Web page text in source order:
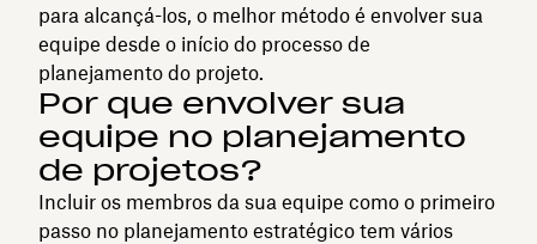
para alcançá-los, o melhor método é envolver sua
equipe desde o início do processo de
planejamento do projeto.
Por que envolver sua
equipe no planejamento
de projetos?
Incluir os membros da sua equipe como o primeiro
passo no planejamento estratégico tem vários